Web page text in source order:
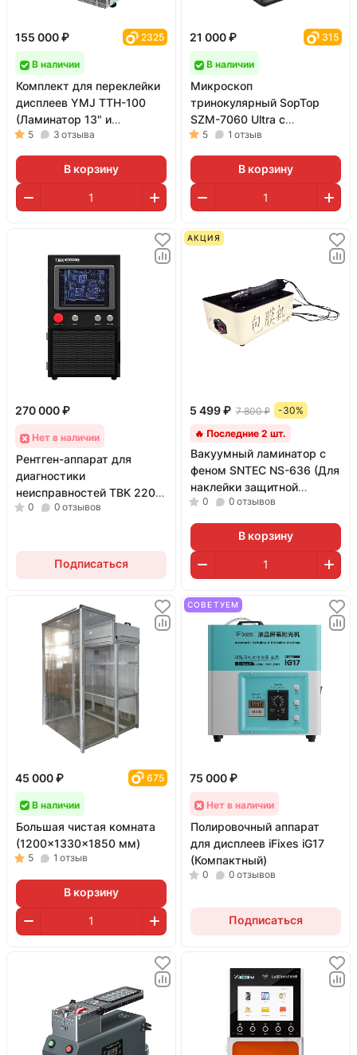
155 000 ₽ 2325
В наличии
Комплект для переклейки
дисплеев YMJ TTH-100
(Ламинатор 13" и
двухступенчатая помпа)
5 3 отзыва
В корзину
21 000 ₽ 315
В наличии
Микроскоп
тринокулярный SopTop
SZM-7060 Ultra с
подсветкой и линзой (7-
60X; белый)
5 1 отзыв
В корзину
270 000 ₽
Нет в наличии
Рентген-аппарат для
диагностики
неисправностей TBK 2208
X-Ray
0 0 отзывов
Подписаться
АКЦИЯ
5 499 ₽ 7 800 ₽
-30%
🔥 Последние 2 шт.
Вакуумный ламинатор с
феном SNTEC NS-636 (Для
наклейки защитной
пленки)
0 0 отзывов
В корзину
45 000 ₽ 675
В наличии
Большая чистая комната
(1200x1330x1850 мм)
5 1 отзыв
В корзину
СОВЕТУЕМ
75 000 ₽
Нет в наличии
Полировочный аппарат
для дисплеев iFixes iG17
(Компактный)
0 0 отзывов
Подписаться